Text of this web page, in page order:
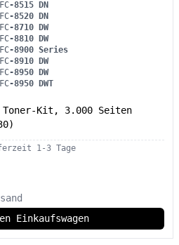
-8515 DN
-8520 DN
-8710 DW
-8810 DW
-8900 Series
-8910 DW
-8950 DW
-8950 DWT
Toner-Kit, 3.000 Seiten
1-3 Tage
Einkaufswagen